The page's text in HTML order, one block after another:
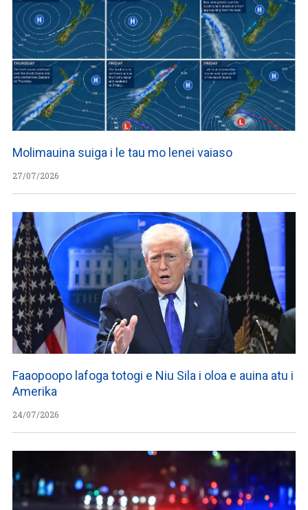
Molimauina suiga i le tau mo lenei vaiaso
27/07/2026
Faaopoopo lafoga totogi e Niu Sila i oloa e auina atu i
Amerika
24/07/2026